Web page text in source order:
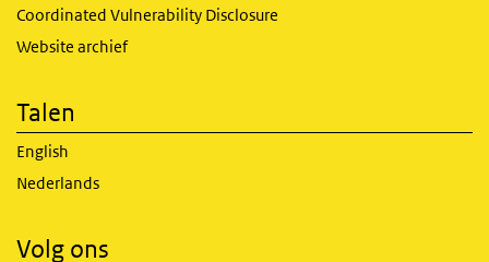
Coordinated Vulnerability Disclosure
Website archief
Talen
English
Nederlands
Volg ons